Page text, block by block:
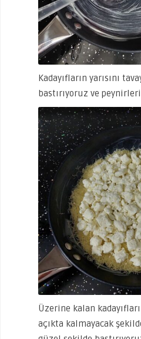
Kadayıfların yarısını
bastırıyoruz ve
Üzerine kalan
açıkta kalmayacak